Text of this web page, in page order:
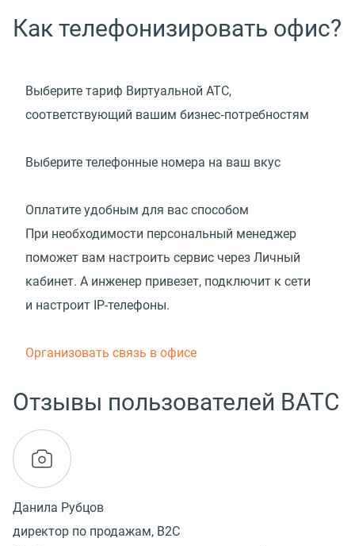
Как телефонизировать офис?
Выберите тариф Виртуальной АТС,
соответствующий вашим бизнес‑потребностям
Выберите телефонные номера на ваш вкус
Оплатите удобным для вас способом
При необходимости персональный менеджер
поможет вам настроить сервис через Личный
кабинет. А инженер привезет, подключит к сети
и настроит IP-телефоны.
Организовать связь в офисе
Отзывы пользователей ВАТС
Данила Рубцов
директор по продажам, B2C